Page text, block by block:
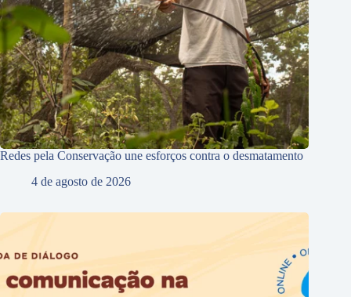
Redes pela Conservação une esforços contra o desmatamento
4 de agosto de 2026